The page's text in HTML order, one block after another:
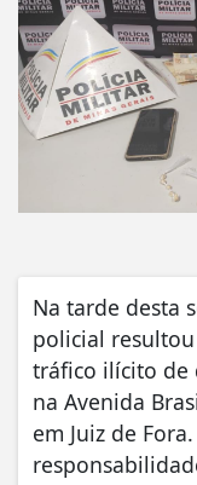
Na tarde desta
policial
tráfico ilícito de
na Avenida
em Juiz de